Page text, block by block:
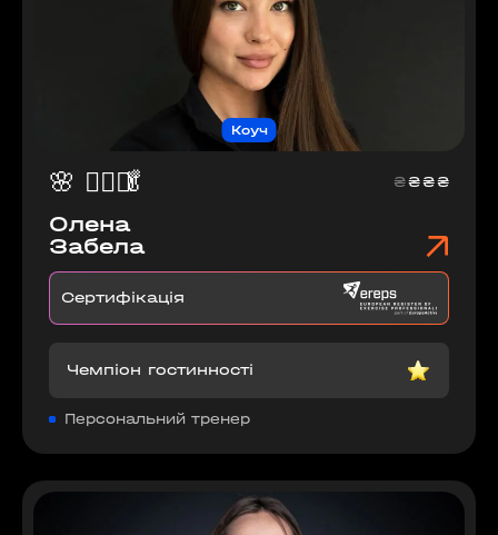
Коуч
🌸 🧘🏽‍♀️🥬 ₴
₴
₴
₴
Олена
Забела
Сертифікація
Чемпіон гостинності
Персональний тренер